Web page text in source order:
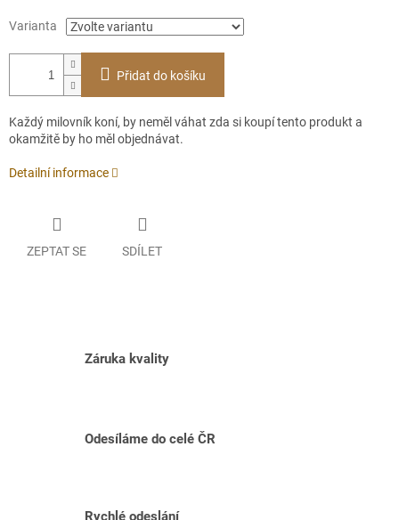
Varianta
Přidat do košíku
Každý milovník koní, by neměl váhat zda si koupí tento produkt a
okamžitě by ho měl objednávat.
Detailní informace
ZEPTAT SE SDÍLET
Záruka kvality
Odesíláme do celé ČR
Rychlé odeslání